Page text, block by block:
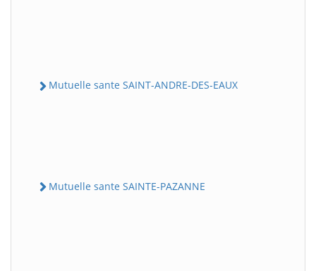
Mutuelle sante SAINT-ANDRE-DES-EAUX
Mutuelle sante SAINTE-PAZANNE